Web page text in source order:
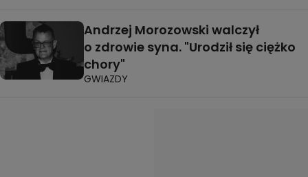
Andrzej Morozowski walczył
o zdrowie syna. "Urodził się ciężko
chory"
GWIAZDY